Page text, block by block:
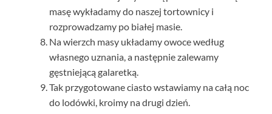
masę wykładamy do naszej tortownicy i
rozprowadzamy po białej masie.
Na wierzch masy układamy owoce według
własnego uznania, a następnie zalewamy
gęstniejącą galaretką.
Tak przygotowane ciasto wstawiamy na całą noc
do lodówki, kroimy na drugi dzień.